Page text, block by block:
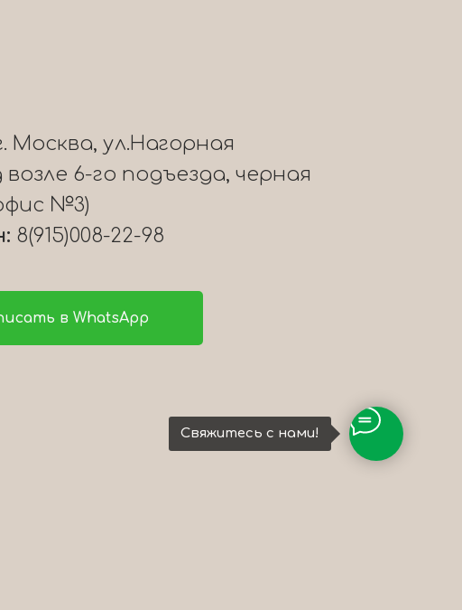
Свяжитесь с нами!
Москва, ул.Нагорная
возле 6-го подъезда, черная
№3)
8(915)008-22-98
в WhatsApp